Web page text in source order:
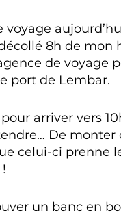
voyage
8h de
de voyage
port de Lembar.
arriver vers
De monter
celui-ci prenne
un banc en